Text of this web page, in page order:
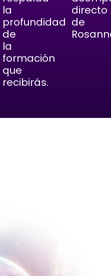
la
profundidad
de
la
formación
que
recibirás.
directo
de
tu propósito.